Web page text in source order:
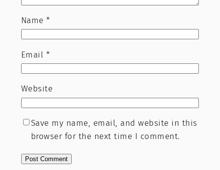
Name*
Email *
Website
Save my name, email, and website in this
browser for the next time I comment.